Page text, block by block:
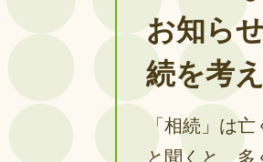
お知ら
続を考
「相続」は
と聞くと、多